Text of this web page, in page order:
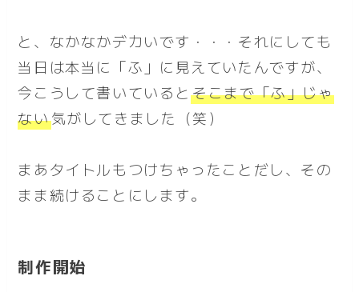
と、なかなかデカいです・・・それにしても
当日は本当に「ふ」に見えていたんですが、
今こうして書いているとそこまで「ふ」じゃ
ない気がしてきました（笑）
まあタイトルもつけちゃったことだし、その
まま続けることにします。
制作開始